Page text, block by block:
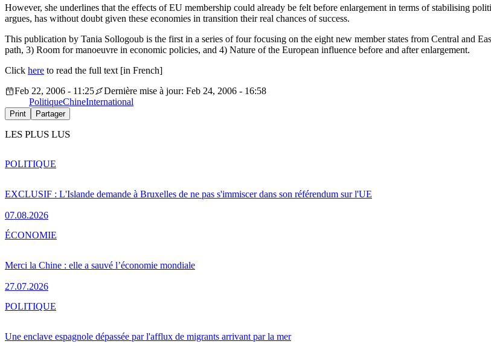
However, she underlines that the effects of EU membership could already be felt before enlargement in terms of stabilising
argues, has without doubt given these economies in transition their real chances of success.
This publication by Tania Sollogoub is the first in a series of four focusing on the eight new member states from Central and
path, 3) Room for manoeuvre in economic policies, and 4) Nature of the European influence before and after enlargement.
Click here to read the full text [in French]
Feb 22, 2006 - 11:25
Dernière mise à jour: Feb 24, 2006 - 16:58
PolitiqueChineInternational
Print Partager
LES PLUS LUS
EXCLUSIF : L'Islande demande à Bruxelles de ne pas s'immiscer dans son référendum sur l'UE
07.08.2026
POLITIQUE
Merci la Chine : elle a sauvé l’économie mondiale
27.07.2026
ÉCONOMIE
Une enclave espagnole dépassée par l'afflux de migrants arrivant par la mer
POLITIQUE